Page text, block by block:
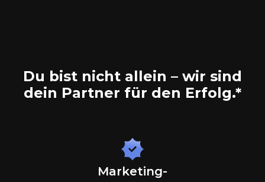
Du bist nicht allein – wir sind
dein Partner für den Erfolg.*
Marketing-